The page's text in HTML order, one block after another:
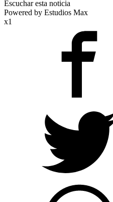
Escuchar esta noticia
Powered by Estudios Max
x1